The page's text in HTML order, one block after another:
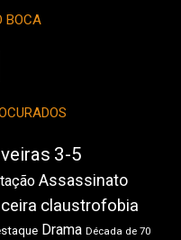
BOCA
3-5
Assassinato
claustrofobia
Drama Década de 70